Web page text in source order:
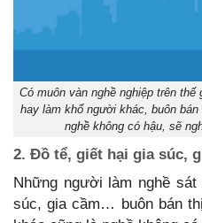
Có muôn vàn nghề nghiệp trên
hay làm khổ người khác, buôn
nghề không có hậu, sẽ
2. Đồ tể, giết hại gia súc,
Những người làm nghề
súc, gia cầm… buôn bán